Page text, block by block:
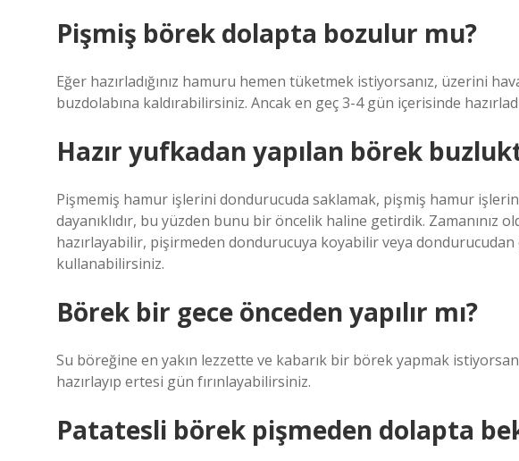
Pişmiş börek dolapta bozulur mu?
Eğer hazırladığınız hamuru hemen tüketmek istiyorsanız, üzerini
buzdolabına kaldırabilirsiniz. Ancak en geç 3-4 gün içerisinde
Hazır yufkadan yapılan börek
Pişmemiş hamur işlerini dondurucuda saklamak, pişmiş hamur
dayanıklıdır, bu yüzden bunu bir öncelik haline getirdik. Zamanınız
hazırlayabilir, pişirmeden dondurucuya koyabilir veya dondurucudan
kullanabilirsiniz.
Börek bir gece önceden yapılır mı?
Su böreğine en yakın lezzette ve kabarık bir börek yapmak
hazırlayıp ertesi gün fırınlayabilirsiniz.
Patatesli börek pişmeden dolapta